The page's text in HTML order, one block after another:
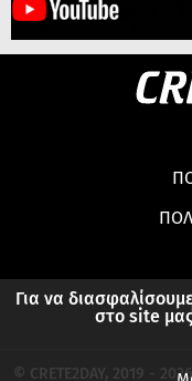
Για να
στο site
© CRETE2DAY, 2019 - 2026